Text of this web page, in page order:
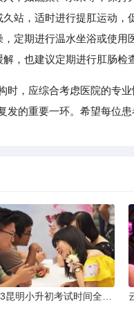
，适时进行提肛运动，
期进行温水坐浴或使用
也建议定期进行肛肠检
时，应综合考虑医院的专
发的重要一环。希望每位